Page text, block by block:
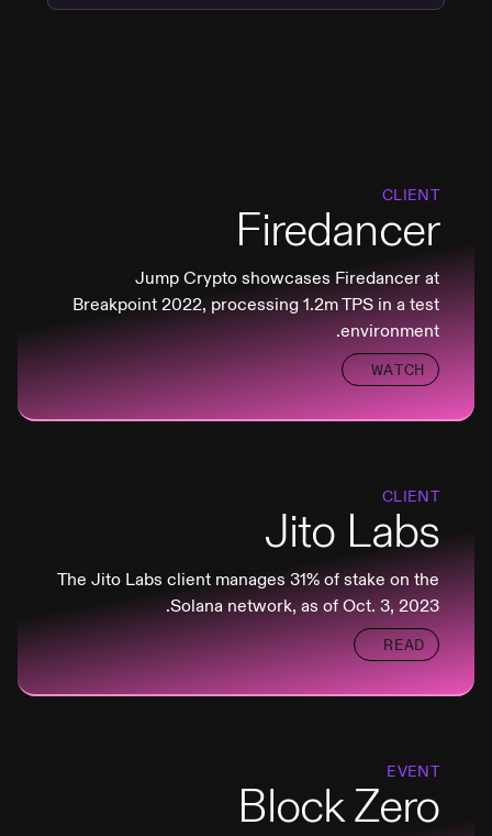
CLIENT
Firedancer
Jump Crypto showcases Firedancer at
Breakpoint 2022, processing 1.2m TPS in a test
environment.
WATCH
CLIENT
Jito Labs
The Jito Labs client manages 31% of stake on the
Solana network, as of Oct. 3, 2023.
READ
EVENT
Block Zero